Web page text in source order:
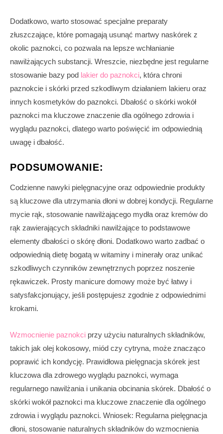
Dodatkowo, warto stosować specjalne preparaty
złuszczające, które pomagają usunąć martwy naskórek z
okolic paznokci, co pozwala na lepsze wchłanianie
nawilżających substancji. Wreszcie, niezbędne jest regularne
stosowanie bazy pod lakier do paznokci, która chroni
paznokcie i skórki przed szkodliwym działaniem lakieru oraz
innych kosmetyków do paznokci. Dbałość o skórki wokół
paznokci ma kluczowe znaczenie dla ogólnego zdrowia i
wyglądu paznokci, dlatego warto poświęcić im odpowiednią
uwagę i dbałość.
PODSUMOWANIE:
Codzienne nawyki pielęgnacyjne oraz odpowiednie produkty
są kluczowe dla utrzymania dłoni w dobrej kondycji. Regularne
mycie rąk, stosowanie nawilżającego mydła oraz kremów do
rąk zawierających składniki nawilżające to podstawowe
elementy dbałości o skórę dłoni. Dodatkowo warto zadbać o
odpowiednią dietę bogatą w witaminy i minerały oraz unikać
szkodliwych czynników zewnętrznych poprzez noszenie
rękawiczek. Prosty manicure domowy może być łatwy i
satysfakcjonujący, jeśli postępujesz zgodnie z odpowiednimi
krokami.
Wzmocnienie paznokci przy użyciu naturalnych składników,
takich jak olej kokosowy, miód czy cytryna, może znacząco
poprawić ich kondycję. Prawidłowa pielęgnacja skórek jest
kluczowa dla zdrowego wyglądu paznokci, wymaga
regularnego nawilżania i unikania obcinania skórek. Dbałość o
skórki wokół paznokci ma kluczowe znaczenie dla ogólnego
zdrowia i wyglądu paznokci. Wniosek: Regularna pielęgnacja
dłoni, stosowanie naturalnych składników do wzmocnienia